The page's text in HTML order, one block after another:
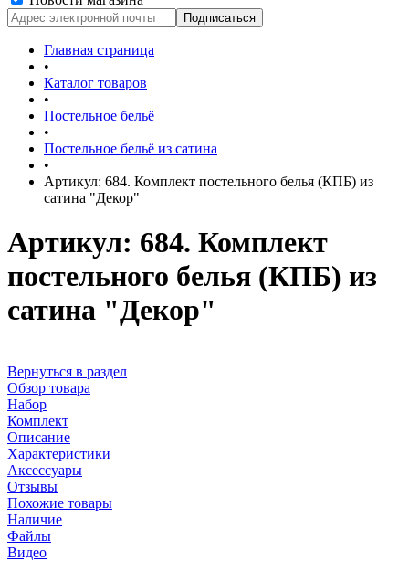
Главная страница
•
Каталог товаров
•
Постельное бельё
•
Постельное бельё из сатина
•
Артикул: 684. Комплект постельного белья (КПБ) из
сатина "Декор"
Артикул: 684. Комплект
постельного белья (КПБ) из
сатина "Декор"
Вернуться в раздел
Обзор товара
Набор
Комплект
Описание
Характеристики
Аксессуары
Отзывы
Похожие товары
Наличие
Файлы
Видео